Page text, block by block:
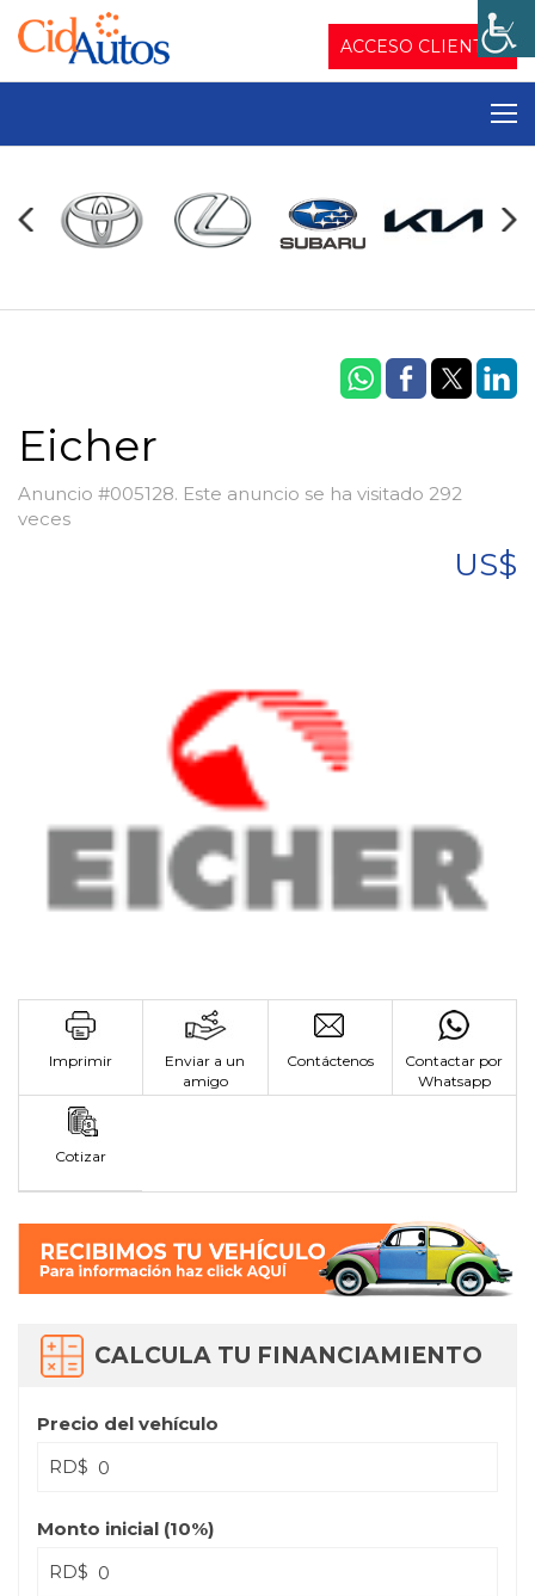
ACCESO CLIENTES
Eicher
Anuncio #005128. Este anuncio se ha visitado 292
veces
US$
Imprimir
Enviar a un
amigo
Contáctenos
Contactar por
Whatsapp
Cotizar
CALCULA TU FINANCIAMIENTO
Precio del vehículo
RD$
Monto inicial (10%)
RD$